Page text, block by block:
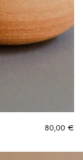
80,00 €